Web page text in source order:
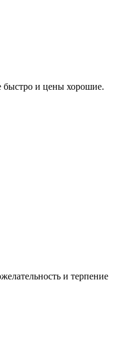
быстро и цены хорошие.
и терпение